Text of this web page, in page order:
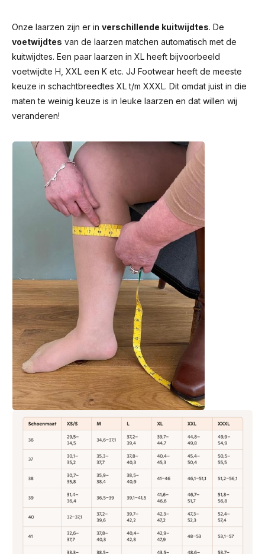
Onze laarzen zijn er in verschillende kuitwijdtes. De
voetwijdtes van de laarzen matchen automatisch met de
kuitwijdtes. Een paar laarzen in XL heeft bijvoorbeeld
voetwijdte H, XXL een K etc. JJ Footwear heeft de meeste
keuze in schachtbreedtes XL t/m XXXL. Dit omdat juist in die
maten te weinig keuze is in leuke laarzen en dat willen wij
veranderen!